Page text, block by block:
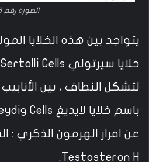
الصورة رقم 6
يتواجد بين هذه الخلايا
لتشكل النطاف ، بين
عن افراز الهرمون الذكري :
Testosteron H.